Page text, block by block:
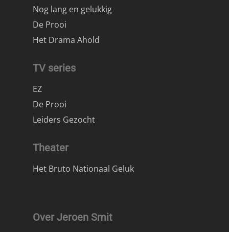
Nog lang en gelukkig
De Prooi
Het Drama Ahold
TV series
EZ
De Prooi
Leiders Gezocht
Theater
Het Bruto Nationaal Geluk
Over Jeroen Smit